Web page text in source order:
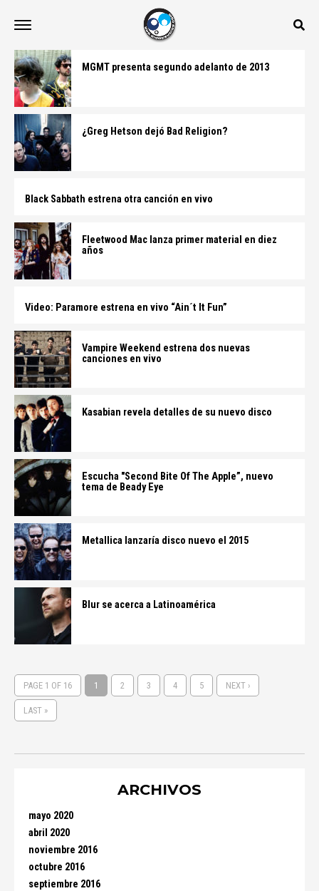
MGMT presenta segundo adelanto de 2013
¿Greg Hetson dejó Bad Religion?
Black Sabbath estrena otra canción en vivo
Fleetwood Mac lanza primer material en diez
años
Video: Paramore estrena en vivo “Ain´t It Fun”
Vampire Weekend estrena dos nuevas
canciones en vivo
Kasabian revela detalles de su nuevo disco
Escucha "Second Bite Of The Apple”, nuevo
tema de Beady Eye
Metallica lanzaría disco nuevo el 2015
Blur se acerca a Latinoamérica
PAGE 1 OF 16 1 2 3 4 5 NEXT ›
LAST »
ARCHIVOS
mayo 2020
abril 2020
noviembre 2016
octubre 2016
septiembre 2016